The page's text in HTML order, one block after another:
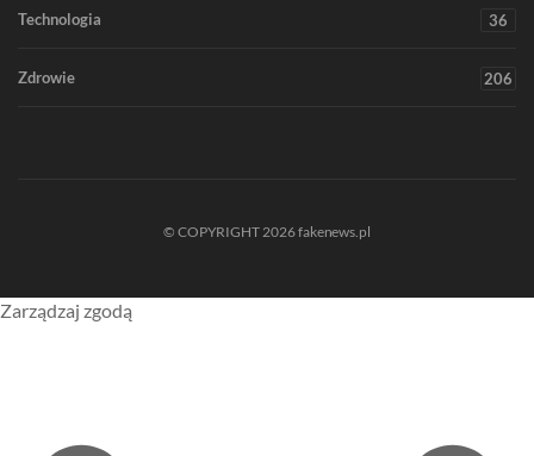
Technologia 36
Zdrowie 206
© COPYRIGHT 2026 fakenews.pl
Zarządzaj zgodą